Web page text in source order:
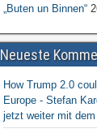
„Buten un Binnen“
Neueste
How Trump 2.0
Europe - Stefan
jetzt weiter mit